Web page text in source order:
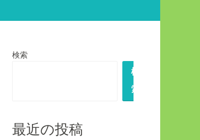
検索
検
索
最近の投稿